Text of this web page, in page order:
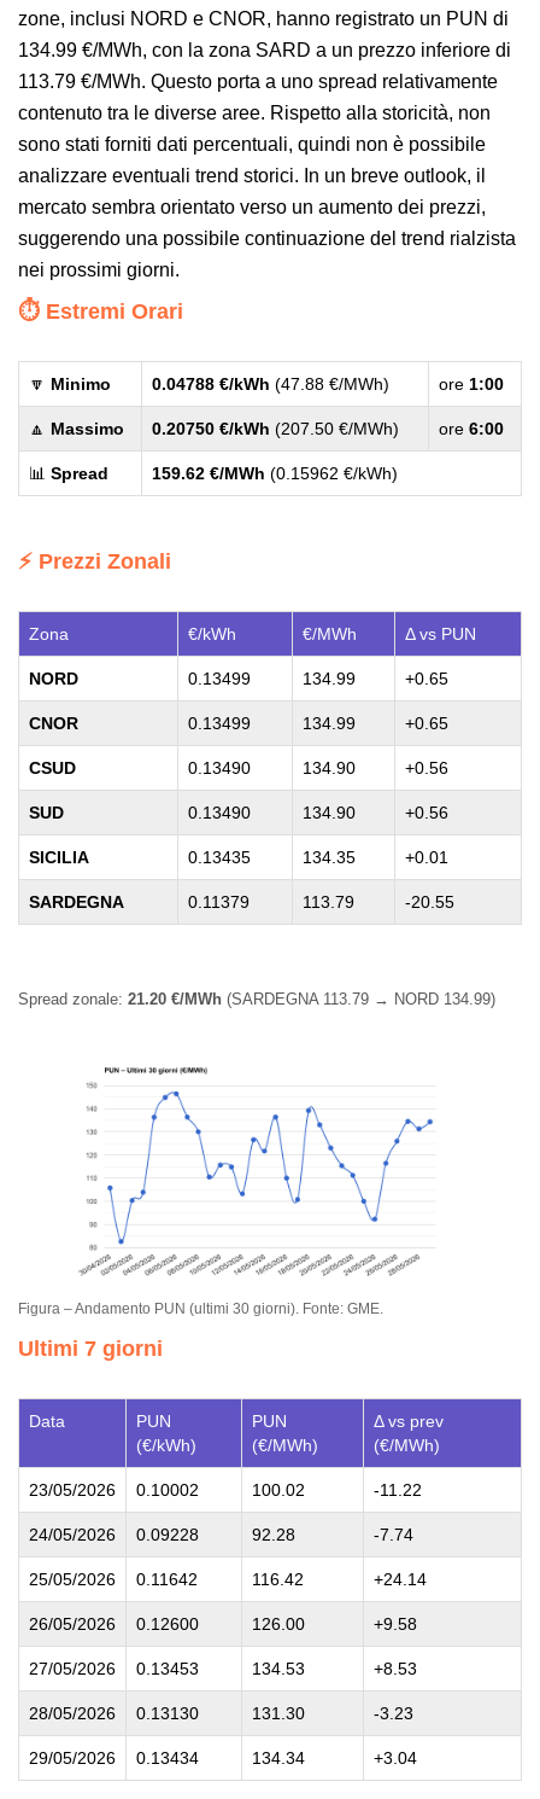
zone, inclusi NORD e CNOR, hanno registrato un PUN di
134.99 €/MWh, con la zona SARD a un prezzo inferiore di
113.79 €/MWh. Questo porta a uno spread relativamente
contenuto tra le diverse aree. Rispetto alla storicità, non
sono stati forniti dati percentuali, quindi non è possibile
analizzare eventuali trend storici. In un breve outlook, il
mercato sembra orientato verso un aumento dei prezzi,
suggerendo una possibile continuazione del trend rialzista
nei prossimi giorni.
⏱️ Estremi Orari
🔽 Minimo 0.04788 €/kWh (47.88 €/MWh) ore 1:00
🔼 Massimo 0.20750 €/kWh (207.50 €/MWh) ore 6:00
📊 Spread 159.62 €/MWh (0.15962 €/kWh)
⚡ Prezzi Zonali
Zona €/kWh €/MWh Δ vs PUN
NORD 0.13499 134.99 +0.65
CNOR 0.13499 134.99 +0.65
CSUD 0.13490 134.90 +0.56
SUD 0.13490 134.90 +0.56
SICILIA 0.13435 134.35 +0.01
SARDEGNA 0.11379 113.79 -20.55
Spread zonale: 21.20 €/MWh (SARDEGNA 113.79 → NORD 134.99)
Figura – Andamento PUN (ultimi 30 giorni). Fonte: GME.
Ultimi 7 giorni
Data
PUN
(€/kWh)
PUN
(€/MWh)
Δ vs prev
(€/MWh)
23/05/2026 0.10002 100.02 -11.22
24/05/2026 0.09228 92.28 -7.74
25/05/2026 0.11642 116.42 +24.14
26/05/2026 0.12600 126.00 +9.58
27/05/2026 0.13453 134.53 +8.53
28/05/2026 0.13130 131.30 -3.23
29/05/2026 0.13434 134.34 +3.04